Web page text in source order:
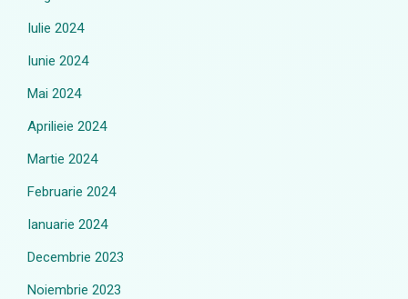
Iulie 2024
Iunie 2024
Mai 2024
Aprilieie 2024
Martie 2024
Februarie 2024
Ianuarie 2024
Decembrie 2023
Noiembrie 2023